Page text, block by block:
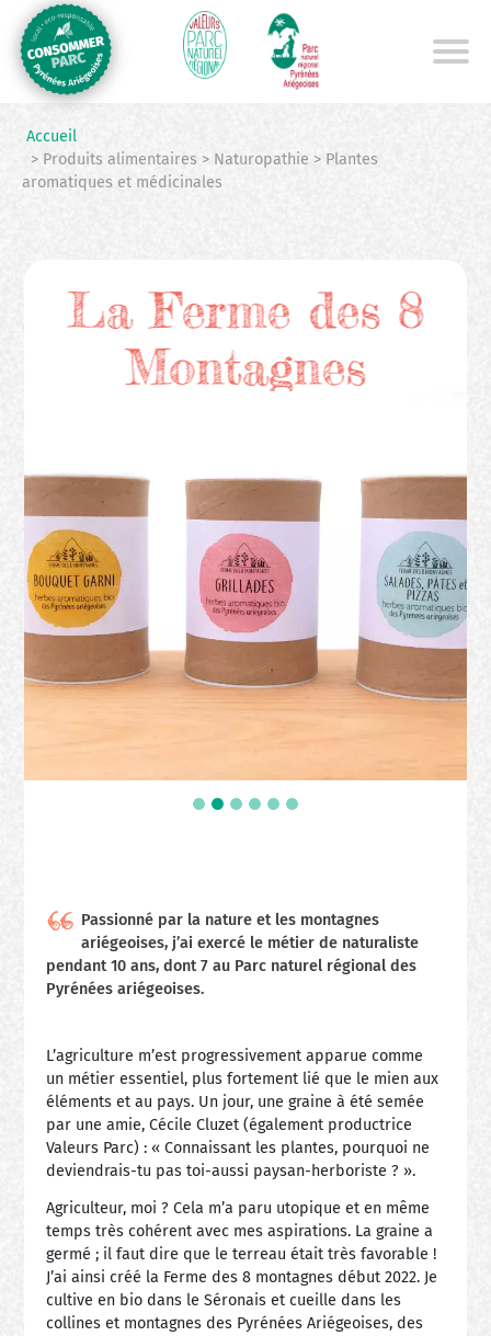
contenu
principal
Accueil
> Produits alimentaires > Naturopathie > Plantes
aromatiques et médicinales
Passionné par la nature et les montagnes
ariégeoises, j’ai exercé le métier de naturaliste
pendant 10 ans, dont 7 au Parc naturel régional des
Pyrénées ariégeoises.
L’agriculture m’est progressivement apparue comme
un métier essentiel, plus fortement lié que le mien aux
éléments et au pays. Un jour, une graine à été semée
par une amie, Cécile Cluzet (également productrice
Valeurs Parc) : « Connaissant les plantes, pourquoi ne
deviendrais-tu pas toi-aussi paysan-herboriste ? ».
Agriculteur, moi ? Cela m’a paru utopique et en même
temps très cohérent avec mes aspirations. La graine a
germé ; il faut dire que le terreau était très favorable !
J’ai ainsi créé la Ferme des 8 montagnes début 2022. Je
cultive en bio dans le Séronais et cueille dans les
collines et montagnes des Pyrénées Ariégeoises, des
La Ferme des 8
Montagnes